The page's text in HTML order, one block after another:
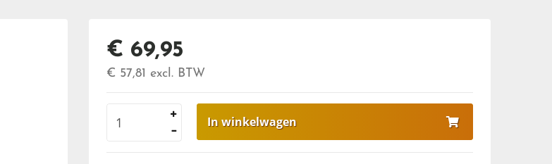
€ 69,95
€ 57,81 excl. BTW
In winkelwagen